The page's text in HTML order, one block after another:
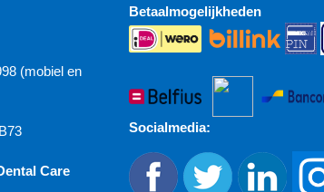
(mobiel en
Care
Betaalmogelijkheden
Socialmedia: